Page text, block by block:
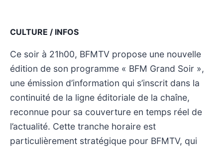
CULTURE / INFOS
Ce soir à 21h00, BFMTV propose une nouvelle
édition de son programme « BFM Grand Soir »,
une émission d’information qui s’inscrit dans la
continuité de la ligne éditoriale de la chaîne,
reconnue pour sa couverture en temps réel de
l’actualité. Cette tranche horaire est
particulièrement stratégique pour BFMTV, qui